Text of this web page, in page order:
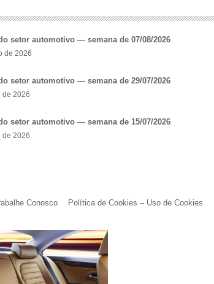
setor automotivo — semana de 07/08/2026
de 2026
setor automotivo — semana de 29/07/2026
de 2026
setor automotivo — semana de 15/07/2026
de 2026
Conosco Política de Cookies – Uso de Cookies